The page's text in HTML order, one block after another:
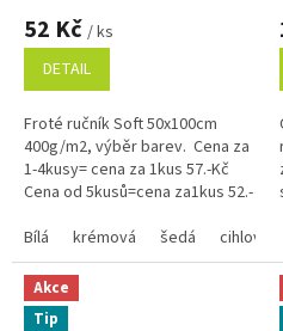
hodnocení
produktu
4,9
5
hvězdiček.
52 Kč / ks
DETAIL
Froté ručník Soft 50x100cm
400g/m2, výběr barev. Cena za
1-4kusy= cena za 1kus 57.-Kč
Cena od 5kusů=cena za1kus 52.-
program se slevami...
Bílá krémová šedá cihlová
Akce
Tip